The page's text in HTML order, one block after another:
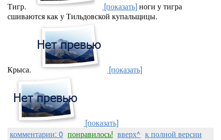
Тигр. [показать]ноги у тигра
сшиваются как у Тильдовской купальщицы.
Крыса. [показать]
[показать]
комментарии: 0 понравилось! вверх^ к полной версии